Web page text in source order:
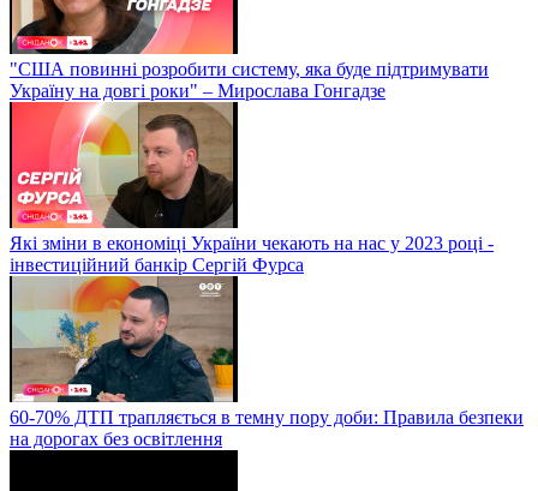
"США повинні розробити систему, яка буде підтримувати
Україну на довгі роки" – Мирослава Гонгадзе
Які зміни в економіці України чекають на нас у 2023 році -
інвестиційний банкір Сергій Фурса
60-70% ДТП трапляється в темну пору доби: Правила безпеки
на дорогах без освітлення